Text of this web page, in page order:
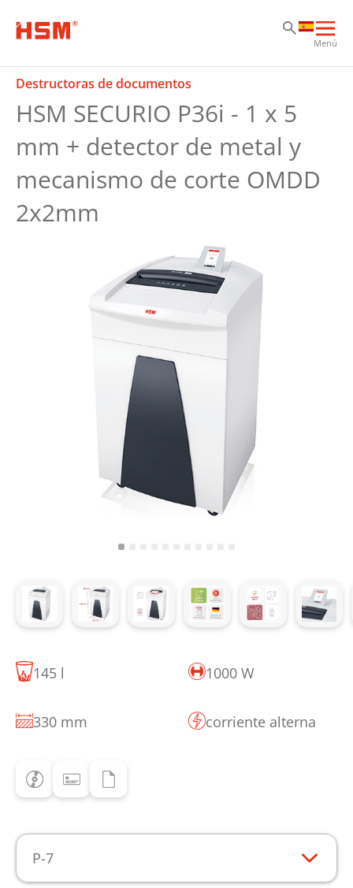
Menú
Destructoras de documentos
HSM SECURIO P36i - 1 x 5
mm + detector de metal y
mecanismo de corte OMDD
2x2mm
145 l 1000 W
330 mm corriente alterna
P-7